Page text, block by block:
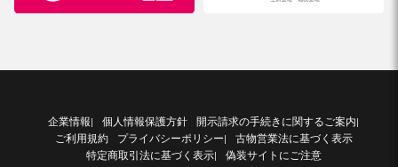
企業情報| 個人情報保護方針 開示請求の手続きに関するご案内|
ご利用規約 プライバシーポリシー|
古物営業法に基づく表示
特定商取引法に基づく表示| 偽装サイトにご注意